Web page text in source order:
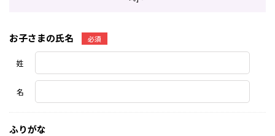
お子さまの氏名 必須
姓
名
ふりがな